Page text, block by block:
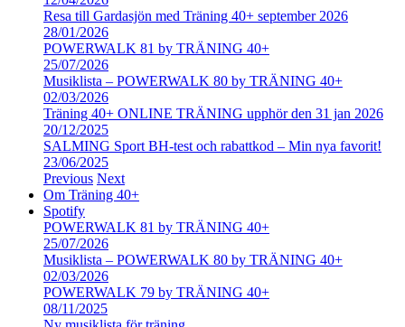
Resa till Gardasjön med Träning 40+ september 2026
28/01/2026
POWERWALK 81 by TRÄNING 40+
25/07/2026
Musiklista – POWERWALK 80 by TRÄNING 40+
02/03/2026
Träning 40+ ONLINE TRÄNING upphör den 31 jan 2026
20/12/2025
SALMING Sport BH-test och rabattkod – Min nya favorit!
23/06/2025
Previous Next
Om Träning 40+
Spotify
POWERWALK 81 by TRÄNING 40+
25/07/2026
Musiklista – POWERWALK 80 by TRÄNING 40+
02/03/2026
POWERWALK 79 by TRÄNING 40+
08/11/2025